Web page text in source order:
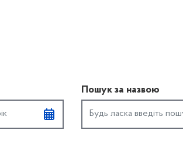
Пошук за назвою